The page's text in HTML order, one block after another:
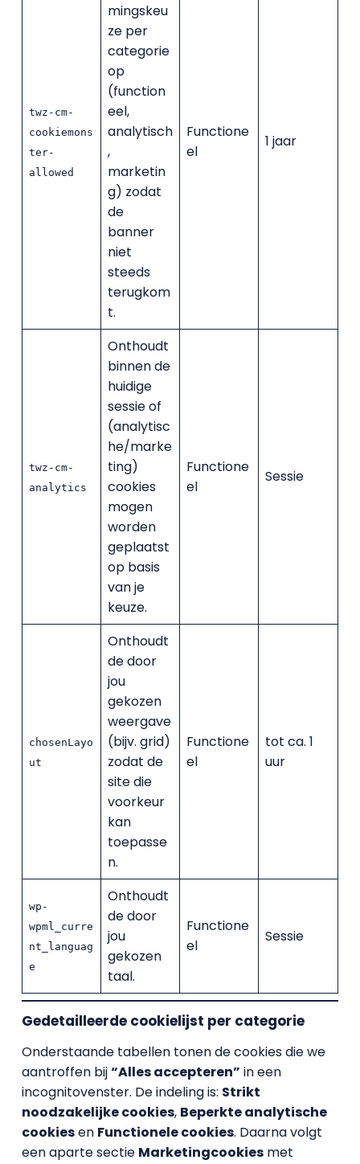
twz-cm-
cookiemons
ter-
allowed
mingskeu
ze per
categorie
op
(function
eel,
analytisch
,
marketin
g) zodat
de
banner
niet
steeds
terugkom
t.
Functione
el
1 jaar
twz-cm-
analytics
Onthoudt
binnen de
huidige
sessie of
(analytisc
he/marke
ting)
cookies
mogen
worden
geplaatst
op basis
van je
keuze.
Functione
el
Sessie
chosenLayo
ut
Onthoudt
de door
jou
gekozen
weergave
(bijv. grid)
zodat de
site die
voorkeur
kan
toepasse
n.
Functione
el
tot ca. 1
uur
wp-
wpml_curre
nt_languag
e
Onthoudt
de door
jou
gekozen
taal.
Functione
el
Sessie
Gedetailleerde cookielijst per categorie
Onderstaande tabellen tonen de cookies die we
aantroffen bij“Alles accepteren” in een
incognitovenster. De indeling is: Strikt
noodzakelijke cookies, Beperkte analytische
cookiesen Functionele cookies. Daarna volgt
een aparte sectie Marketingcookiesmet